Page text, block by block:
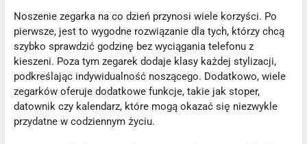
Noszenie zegarka na co dzień przynosi wiele korzyści. Po
pierwsze, jest to wygodne rozwiązanie dla tych, którzy chcą
szybko sprawdzić godzinę bez wyciągania telefonu z
kieszeni. Poza tym zegarek dodaje klasy każdej stylizacji,
podkreślając indywidualność noszącego. Dodatkowo, wiele
zegarków oferuje dodatkowe funkcje, takie jak stoper,
datownik czy kalendarz, które mogą okazać się niezwykle
przydatne w codziennym życiu.